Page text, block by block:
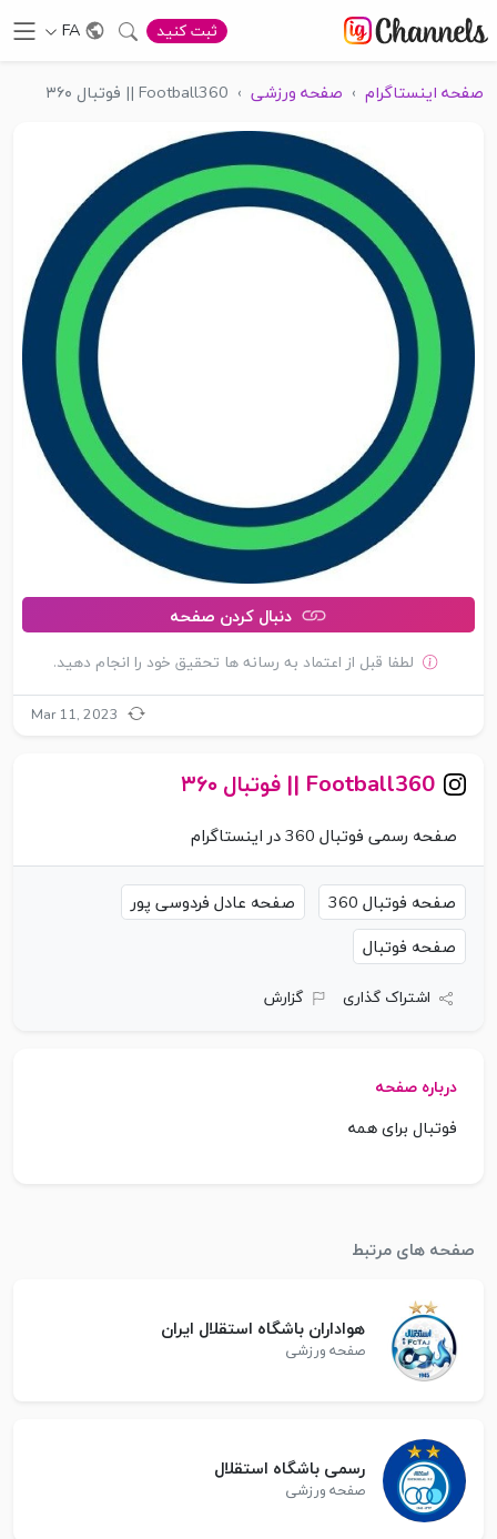
ثبت کنید
صفحه اینستاگرام › صفحه ورزشی › Football360 || فوتبال ۳۶۰
دنبال کردن صفحه
لطفا قبل از اعتماد به رسانه ها تحقیق خود را انجام دهید.
Mar 11, 2023
Football360 || فوتبال ۳۶۰
صفحه رسمی فوتبال 360 در اینستاگرام
صفحه فوتبال 360
صفحه عادل فردوسی پور
صفحه فوتبال
اشتراک گذاری گزارش
درباره صفحه
فوتبال برای همه
صفحه های مرتبط
هواداران باشگاه استقلال ایران
صفحه ورزشی
رسمی باشگاه استقلال
صفحه ورزشی